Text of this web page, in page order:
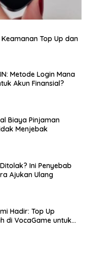
Top Up dan
Metode Login Mana
Akun Finansial?
Biaya Pinjaman
Menjebak
Ini Penyebab
Ajukan Ulang
Hadir: Top Up
di VocaGame untuk